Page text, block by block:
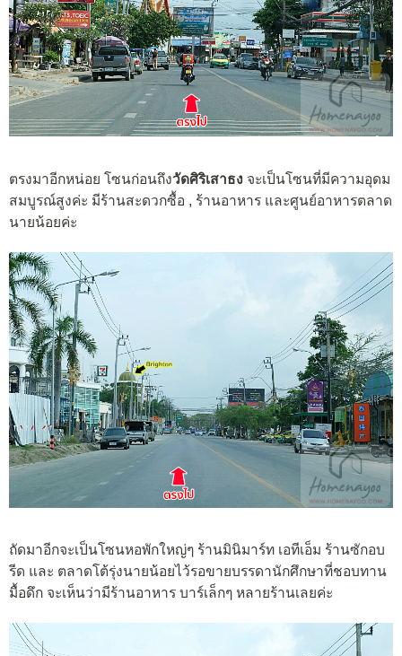
ตรงมาอีกหน่อย โซนก่อนถึงวัดศิริเสาธง จะเป็นโซนที่มีความอุดม
สมบูรณ์สูงค่ะ มีร้านสะดวกซื้อ , ร้านอาหาร และศูนย์อาหารตลาด
นายน้อยค่ะ
ถัดมาอีกจะเป็นโซนหอพักใหญ่ๆ ร้านมินิมาร์ท เอทีเอ็ม ร้านซักอบ
รีด และ ตลาดโต้รุ่งนายน้อยไว้รอขายบรรดานักศึกษาที่ชอบทาน
มื้อดึก จะเห็นว่ามีร้านอาหาร บาร์เล็กๆ หลายร้านเลยค่ะ